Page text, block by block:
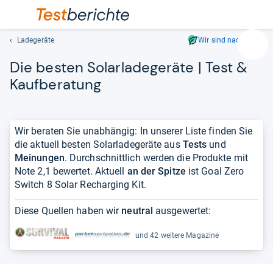
Geben
ein.
lassen
Ladegeräte Wir sind nachhaltig
Die bes­ten Solar­la­de­ge­räte | Test &
Kauf­be­ra­tung
Wir beraten Sie unabhängig: In unserer Liste finden Sie
die aktuell besten Solarladegeräte aus Tests und
Meinungen. Durchschnittlich werden die Produkte mit
Note 2,1 bewertet. Aktuell an der Spitze ist Goal Zero
Switch 8 Solar Recharging Kit.
Diese Quellen haben wir neutral ausgewertet:
und 42 weitere Magazine